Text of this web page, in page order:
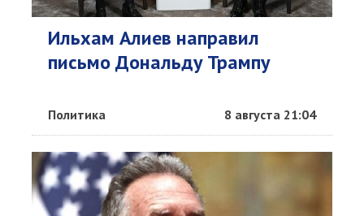
Ильхам Алиев направил
письмо Дональду Трампу
Политика 8 августа 21:04